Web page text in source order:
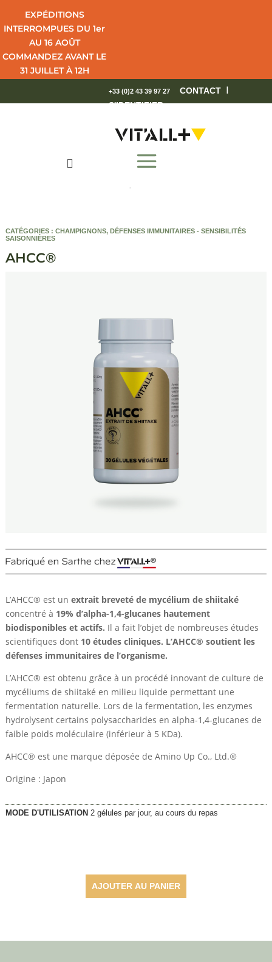
EXPÉDITIONS
INTERROMPUES DU 1er
AU 16 AOÛT
COMMANDEZ AVANT LE
31 JUILLET À 12H
+33 (0)2 43 39 97 27 CONTACT I
S'IDENTIFIER

CATÉGORIES : CHAMPIGNONS, DÉFENSES IMMUNITAIRES - SENSIBILITÉS
SAISONNIÈRES
AHCC®
L’AHCC® est un extrait breveté de mycélium de shiitaké
concentré à 19% d’alpha-1,4-glucanes hautement
biodisponibles et actifs. Il a fait l’objet de nombreuses études
scientifiques dont 10 études cliniques. L’AHCC® soutient les
défenses immunitaires de l’organisme.
L’AHCC® est obtenu grâce à un procédé innovant de culture de
mycéliums de shiitaké en milieu liquide permettant une
fermentation naturelle. Lors de la fermentation, les enzymes
hydrolysent certains polysaccharides en alpha-1,4-glucanes de
faible poids moléculaire (inférieur à 5 KDa).
AHCC® est une marque déposée de Amino Up Co., Ltd.®
Origine : Japon
MODE D'UTILISATION 2 gélules par jour, au cours du repas
AJOUTER AU PANIER